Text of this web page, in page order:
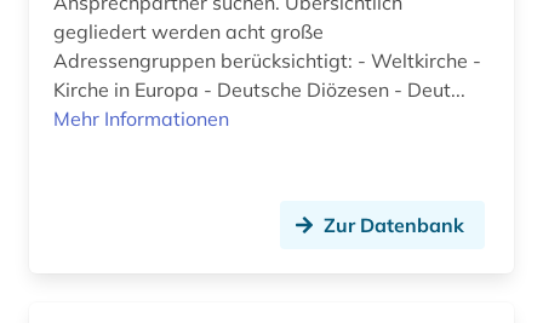
einwanderungspolitik (1)
gegliedert werden acht große
Adressengruppen berücksichtigt: - Weltkirche -
Kirche in Europa - Deutsche Diözesen - Deut...
Mehr Informationen
Zur Datenbank